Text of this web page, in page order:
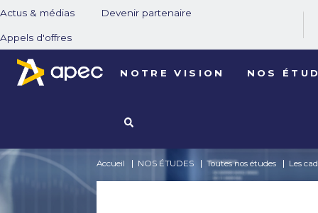
Actus & médias Devenir partenaire
Appels d'offres
NOTRE VISION NOS
Accueil NOS ÉTUDES Toutes nos études Les